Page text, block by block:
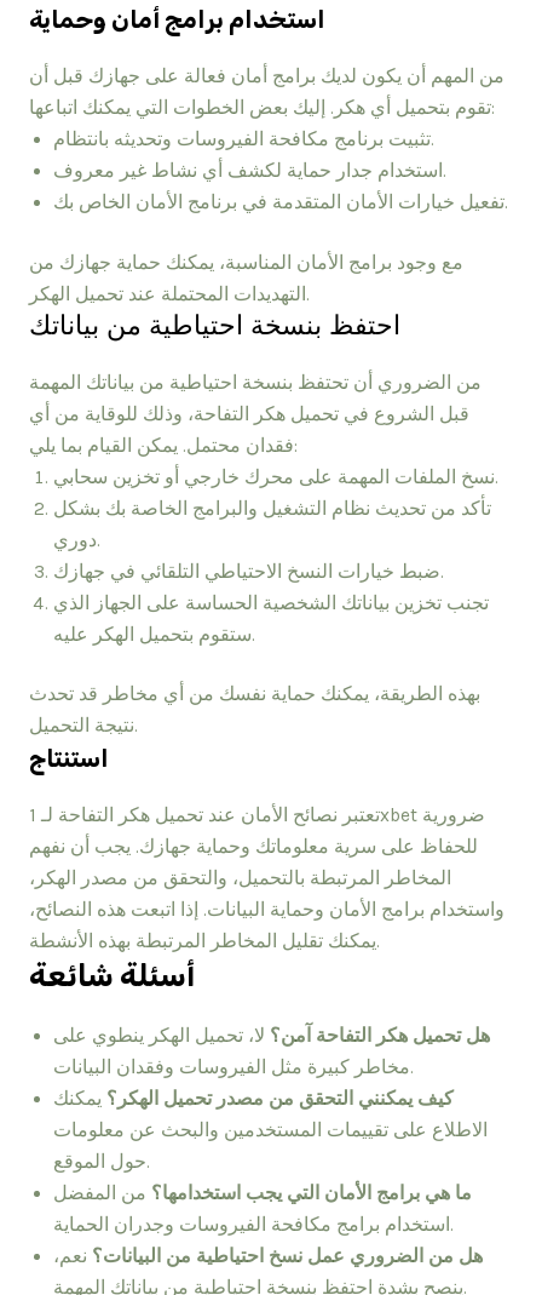
استخدام برامج أمان وحماية
من المهم أن يكون لديك برامج أمان فعالة على جهازك قبل أن
تقوم بتحميل أي هكر. إليك بعض الخطوات التي يمكنك اتباعها:
تثبيت برنامج مكافحة الفيروسات وتحديثه بانتظام.
استخدام جدار حماية لكشف أي نشاط غير معروف.
تفعيل خيارات الأمان المتقدمة في برنامج الأمان الخاص بك.
مع وجود برامج الأمان المناسبة، يمكنك حماية جهازك من
التهديدات المحتملة عند تحميل الهكر.
احتفظ بنسخة احتياطية من بياناتك
من الضروري أن تحتفظ بنسخة احتياطية من بياناتك المهمة
قبل الشروع في تحميل هكر التفاحة، وذلك للوقاية من أي
فقدان محتمل. يمكن القيام بما يلي:
نسخ الملفات المهمة على محرك خارجي أو تخزين سحابي.
تأكد من تحديث نظام التشغيل والبرامج الخاصة بك بشكل
دوري.
ضبط خيارات النسخ الاحتياطي التلقائي في جهازك.
تجنب تخزين بياناتك الشخصية الحساسة على الجهاز الذي
ستقوم بتحميل الهكر عليه.
بهذه الطريقة، يمكنك حماية نفسك من أي مخاطر قد تحدث
نتيجة التحميل.
استنتاج
تعتبر نصائح الأمان عند تحميل هكر التفاحة لـ 1xbet ضرورية
للحفاظ على سرية معلوماتك وحماية جهازك. يجب أن نفهم
المخاطر المرتبطة بالتحميل، والتحقق من مصدر الهكر،
واستخدام برامج الأمان وحماية البيانات. إذا اتبعت هذه النصائح،
يمكنك تقليل المخاطر المرتبطة بهذه الأنشطة.
أسئلة شائعة
هل تحميل هكر التفاحة آمن؟ لا، تحميل الهكر ينطوي على
مخاطر كبيرة مثل الفيروسات وفقدان البيانات.
كيف يمكنني التحقق من مصدر تحميل الهكر؟ يمكنك
الاطلاع على تقييمات المستخدمين والبحث عن معلومات
حول الموقع.
ما هي برامج الأمان التي يجب استخدامها؟ من المفضل
استخدام برامج مكافحة الفيروسات وجدران الحماية.
هل من الضروري عمل نسخ احتياطية من البيانات؟ نعم،
ينصح بشدة احتفظ بنسخة احتياطية من بياناتك المهمة.